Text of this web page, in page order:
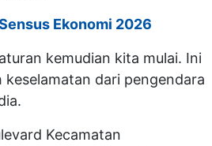
Ekonomi 2026
kemudian kita mulai. Ini
dari pengendara
Kecamatan